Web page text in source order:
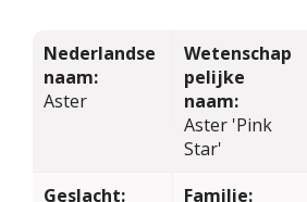
Nederlandse
naam:
Aster
Wetenschap
pelijke
naam:
Aster 'Pink
Star'
Geslacht:
Familie: